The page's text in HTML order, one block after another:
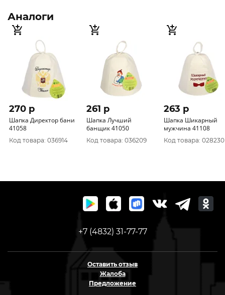
Аналоги
270 p
Шапка Директор бани
41058
Код товара: 036914
261 p
Шапка Лучший
банщик 41050
Код товара: 036209
263 p
Шапка Шикарный
мужчина 41108
Код товара: 028230
+7 (4832) 31-77-77
Оставить отзыв
Жалоба
Предложение